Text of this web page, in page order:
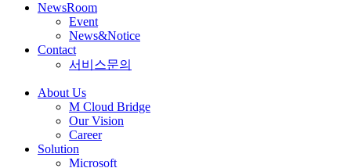
NewsRoom
Event
News&Notice
Contact
서비스문의
About Us
M Cloud Bridge
Our Vision
Career
Solution
Microsoft